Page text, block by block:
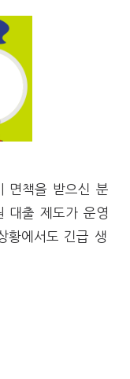
면책을 받으신 분
대출 제도가 운영
황에서도 긴급 생